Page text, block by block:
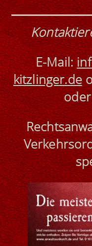
E-Mail:
kitzlinger.de